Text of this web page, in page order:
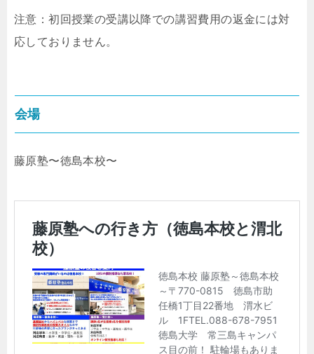
注意：初回授業の受講以降での講習費用の返金には対
応しておりません。
会場
藤原塾〜徳島本校〜